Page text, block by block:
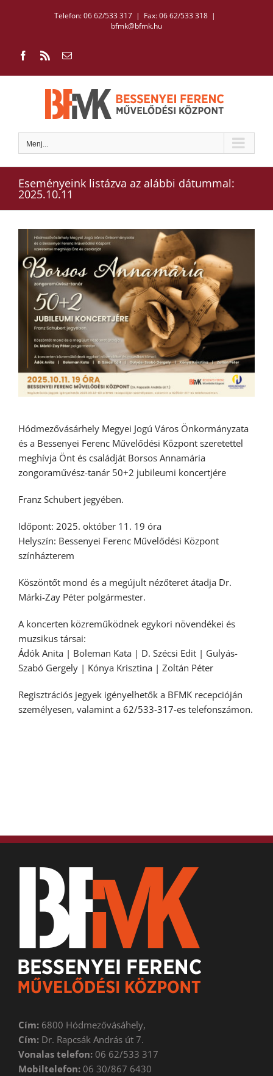
Telefon: 06 62/533 317 | Fax: 06 62/533 318 |
bfmk@bfmk.hu
Facebook
Rss Email:
Menj...
Eseményeink listázva az alábbi dátummal:
2025.10.11
View
Larger
Image
Hódmezővásárhely Megyei Jogú Város Önkormányzata
és a Bessenyei Ferenc Művelődési Központ szeretettel
meghívja Önt és családját Borsos Annamária
zongoraművész-tanár 50+2 jubileumi koncertjére
Franz Schubert jegyében.
Időpont: 2025. október 11. 19 óra
Helyszín: Bessenyei Ferenc Művelődési Központ
színházterem
Köszöntőt mond és a megújult nézőteret átadja Dr.
Márki-Zay Péter polgármester.
A koncerten közreműködnek egykori növendékei és
muzsikus társai:
Ádók Anita | Boleman Kata | D. Szécsi Edit | Gulyás-
Szabó Gergely | Kónya Krisztina | Zoltán Péter
Regisztrációs jegyek igényelhetők a BFMK recepcióján
személyesen, valamint a 62/533-317-es telefonszámon.
Cím: 6800 Hódmezővásáhely,
Cím: Dr. Rapcsák András út 7.
Vonalas telefon: 06 62/533 317
Mobiltelefon: 06 30/867 6430